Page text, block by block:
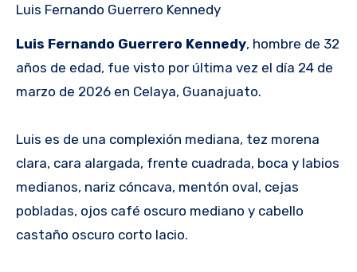
Luis Fernando Guerrero Kennedy
Luis Fernando Guerrero Kennedy, hombre de 32
años de edad, fue visto por última vez el día 24 de
marzo de 2026 en Celaya, Guanajuato.
Luis es de una complexión mediana, tez morena
clara, cara alargada, frente cuadrada, boca y labios
medianos, nariz cóncava, mentón oval, cejas
pobladas, ojos café oscuro mediano y cabello
castaño oscuro corto lacio.